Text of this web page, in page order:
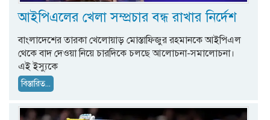
আইপিএলের খেলা সম্প্রচার বন্ধ রাখার নির্দেশ
বাংলাদেশের তারকা খেলোয়াড় মোস্তাফিজুর রহমানকে আইপিএল
থেকে বাদ দেওয়া নিয়ে চারদিকে চলছে আলোচনা-সমালোচনা।
এই ইস্যুকে
বিস্তারিত...